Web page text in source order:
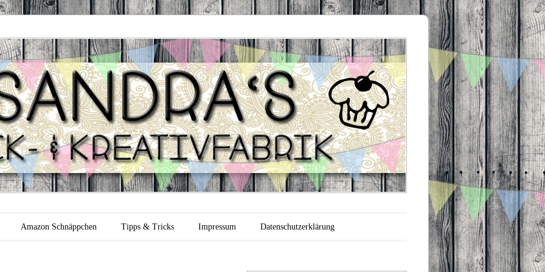
Backfabrik
Amazon Schnäppchen Tipps & Tricks Impressum Datenschutzerklärung